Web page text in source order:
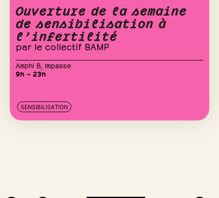
Ouverture de la semaine
de sensibilisation à
l’infertilité
par le collectif BAMP
Amphi B Impasse
9h – 23h
SENSIBILISATION